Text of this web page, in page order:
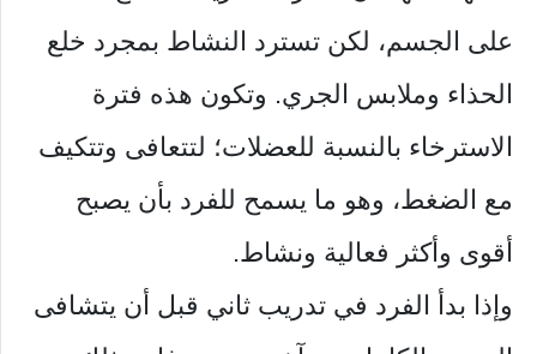
على الجسم، لكن تسترد النشاط بمجرد خلع
الحذاء وملابس الجري. وتكون هذه فترة
الاسترخاء بالنسبة للعضلات؛ لتتعافى وتتكيف
مع الضغط، وهو ما يسمح للفرد بأن يصبح
أقوى وأكثر فعالية ونشاط.
وإذا بدأ الفرد في تدريب ثاني قبل أن يتشافى